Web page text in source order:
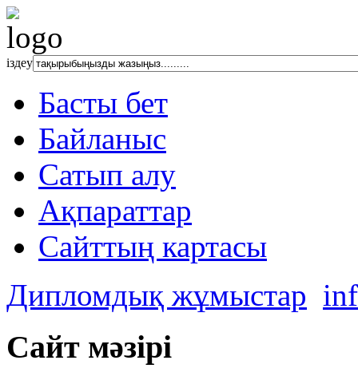
іздеу
Басты бет
Байланыс
Сатып алу
Ақпараттар
Сайттың картасы
Дипломдық жұмыстар
Сайт мәзірі